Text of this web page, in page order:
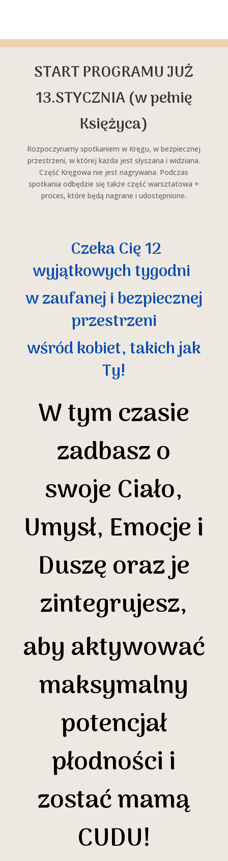
START PROGRAMU JUŻ
13.STYCZNIA (w pełnię
Księżyca)
Rozpoczynamy spotkaniem w Kręgu, w bezpiecznej
przestrzeni, w której każda jest słyszana i widziana.
Część Kręgowa nie jest nagrywana. Podczas
spotkania odbędzie się także część warsztatowa +
proces, które będą nagrane i udostępnione.
Czeka Cię 12
wyjątkowych tygodni
w zaufanej i bezpiecznej
przestrzeni
wśród kobiet, takich jak
Ty!
W tym czasie
zadbasz o
swoje Ciało,
Umysł, Emocje i
Duszę oraz je
zintegrujesz,
aby aktywować
maksymalny
potencjał
płodności i
zostać mamą
CUDU!